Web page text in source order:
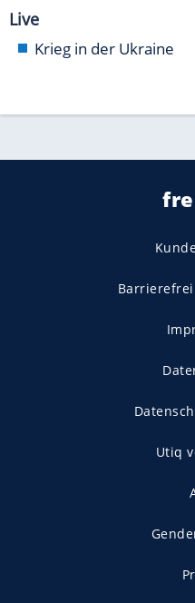
Live
Krieg in der Ukraine
Utiq